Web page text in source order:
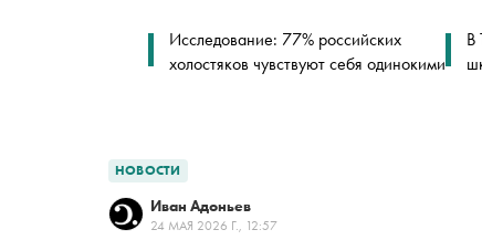
Исследование: 77% российских
холостяков чувствуют себя одинокими
В
НОВОСТИ
Иван Адоньев
24 МАЯ 2026 Г., 12:57